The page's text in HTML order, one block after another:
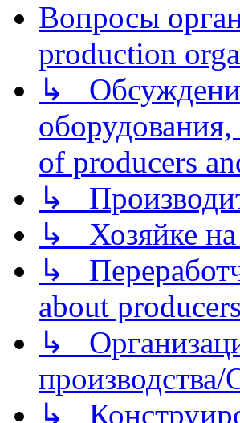
Вопросы
production
↳
of producers
↳
↳ Хозяйке на
↳
about producers
↳
↳